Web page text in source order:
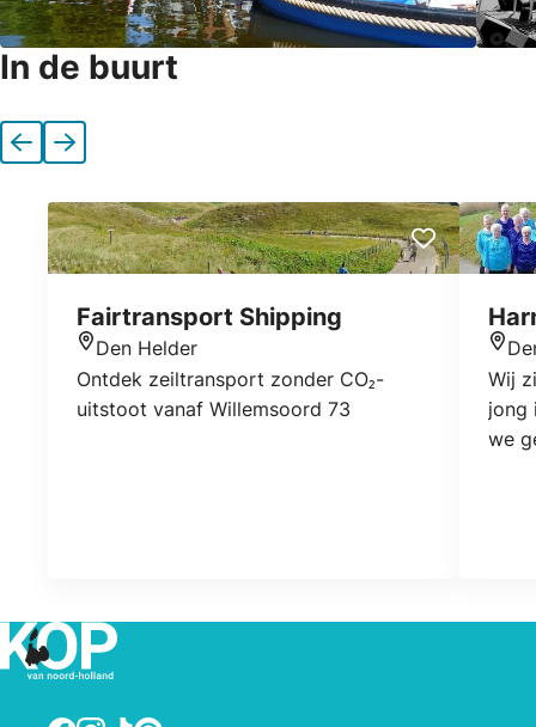
In de buurt
VorigeVolgende
Fairtransport Shipping
Den Helder
Ontdek zeiltransport zonder CO₂-
uitstoot vanaf Willemsoord 73
Wij
jong
we
zijn